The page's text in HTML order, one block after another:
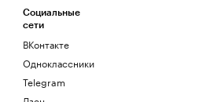
Социальные
сети
ВКонтакте
Одноклассники
Telegram